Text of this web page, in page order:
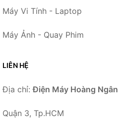
Máy Vi Tính - Laptop
Máy Ảnh - Quay Phim
LIÊN HỆ
Địa chỉ:Điện Máy Hoàng Ngân
Quận 3, Tp.HCM